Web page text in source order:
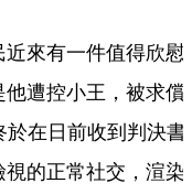
來有一件值得欣慰
遭控小王，被求償
在日前收到判決書
的正常社交，渲染